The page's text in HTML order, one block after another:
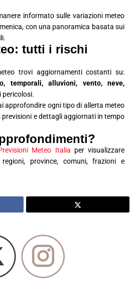
informato sulle variazioni meteo
con una panoramica basata sui
tutti i rischi
trovi aggiornamenti costanti su:
temporali, alluvioni, vento, neve,
pericolosi.
approfondire ogni tipo di allerta meteo
e dettagli aggiornati in tempo
Meteo Italia per visualizzare
province, comuni, frazioni e